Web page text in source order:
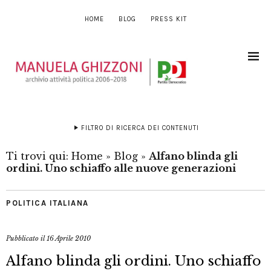
HOME BLOG PRESS KIT
FILTRO DI RICERCA DEI CONTENUTI
Ti trovi qui: Home » Blog » Alfano blinda gli
ordini. Uno schiaffo alle nuove generazioni
POLITICA ITALIANA
Pubblicato il16 Aprile 2010
Alfano blinda gli ordini. Uno schiaffo